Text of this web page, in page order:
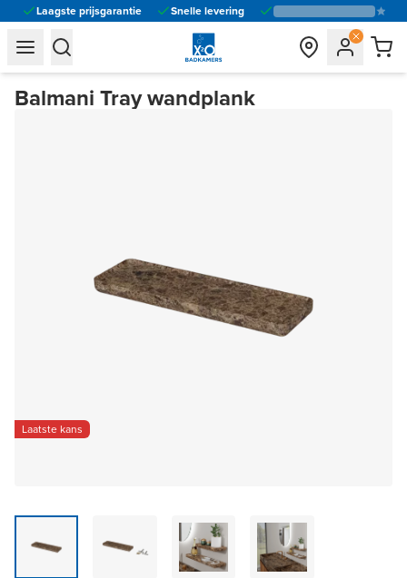
Laagste prijsgarantie Snelle levering
general.navigation.toggle_menu.label
general.navigation.toggle_menu.label
Balmani Tray wandplank
Laatste kans